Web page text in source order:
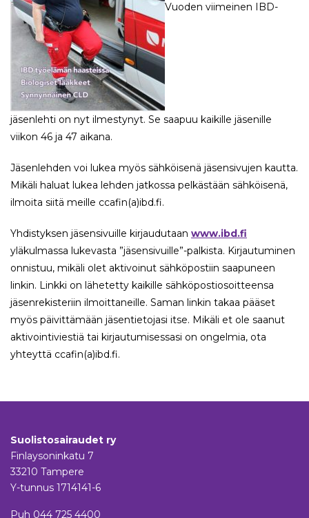
Vuoden viimeinen IBD-
jäsenlehti on nyt ilmestynyt. Se saapuu kaikille jäsenille
viikon 46 ja 47 aikana.
Jäsenlehden voi lukea myös sähköisenä jäsensivujen kautta.
Mikäli haluat lukea lehden jatkossa pelkästään sähköisenä,
ilmoita siitä meille ccafin(a)ibd.fi.
Yhdistyksen jäsensivuille kirjaudutaan www.ibd.fi
yläkulmassa lukevasta ”jäsensivuille”-palkista. Kirjautuminen
onnistuu, mikäli olet aktivoinut sähköpostiin saapuneen
linkin. Linkki on lähetetty kaikille sähköpostiosoitteensa
jäsenrekisteriin ilmoittaneille. Saman linkin takaa pääset
myös päivittämään jäsentietojasi itse. Mikäli et ole saanut
aktivointiviestiä tai kirjautumisessasi on ongelmia, ota
yhteyttä ccafin(a)ibd.fi.
Suolistosairaudet ry
Finlaysoninkatu 7
33210 Tampere
Y-tunnus 1714141-6
Puh 044 725 4400